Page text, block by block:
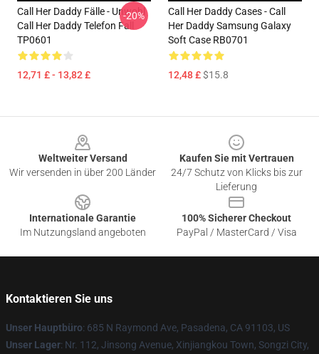
Call Her Daddy Fälle - Unwohl
Call Her Daddy Telefon Fall
TP0601
12,71 £ - 13,82 £
-20%
Call Her Daddy Cases - Call
Her Daddy Samsung Galaxy
Soft Case RB0701
12,48 £$15.8
Weltweiter Versand
Wir versenden in über 200 Länder
Kaufen Sie mit Vertrauen
24/7 Schutz von Klicks bis zur
Lieferung
Internationale Garantie
Im Nutzungsland angeboten
100% Sicherer Checkout
PayPal / MasterCard / Visa
Kontaktieren Sie uns
Unser Hauptbüro: 685 N Raymond Ave, Pasadena, CA 91103, US
Unser Lager: Nr. 112, Jinsong Avenue, Xinjiangkou Town, Songzi City,